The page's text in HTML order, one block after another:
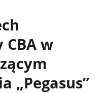
w
„Pegasus”